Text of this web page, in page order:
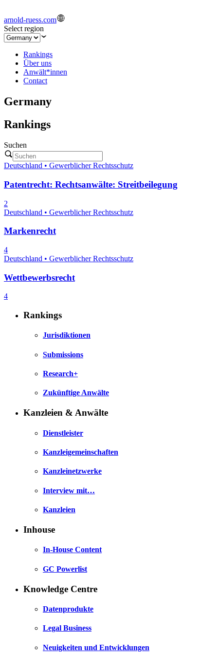
arnold-ruess.com
Select region
Rankings
Über uns
Anwält*innen
Contact
Germany
Rankings
Suchen
Deutschland • Gewerblicher Rechtsschutz
Patentrecht: Rechtsanwälte: Streitbeilegung
2
Deutschland • Gewerblicher Rechtsschutz
Markenrecht
4
Deutschland • Gewerblicher Rechtsschutz
Wettbewerbsrecht
4
Rankings
Jurisdiktionen
Submissions
Research+
Zukünftige Anwälte
Kanzleien & Anwälte
Dienstleister
Kanzleigemeinschaften
Kanzleinetzwerke
Interview mit…
Kanzleien
Inhouse
In-House Content
GC Powerlist
Knowledge Centre
Datenprodukte
Legal Business
Neuigkeiten und Entwicklungen